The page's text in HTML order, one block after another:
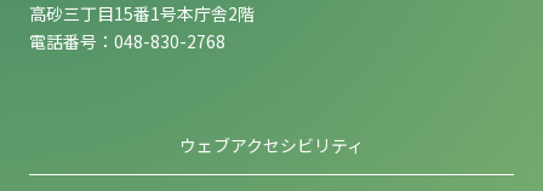
高砂三丁目15番1号本庁舎2階
電話番号：048-830-2768
ウェブアクセシビリティ